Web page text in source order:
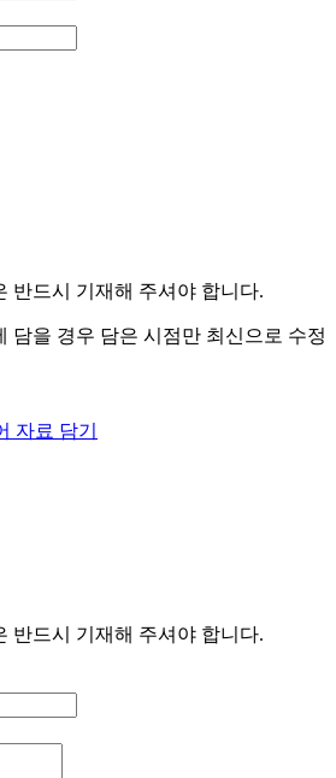
반드시 기재해 주셔야 합니다.
담을 경우 담은 시점만 최신으로 수정
자료 담기
반드시 기재해 주셔야 합니다.